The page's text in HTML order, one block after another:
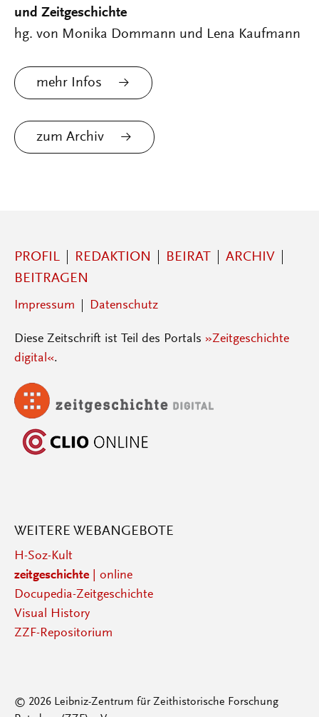
und Zeitgeschichte
hg. von Monika Dommann und Lena Kaufmann
mehr Infos
zum Archiv
PROFIL REDAKTION BEIRAT
ARCHIV
BEITRAGEN
Impressum Datenschutz
Diese Zeitschrift ist Teil des Portals »Zeitgeschichte
digital«.
WEITERE WEBANGEBOTE
H-Soz-Kult
zeitgeschichte| online
Docupedia-Zeitgeschichte
Visual History
ZZF-Repositorium
© 2026 Leibniz-Zentrum für Zeithistorische Forschung